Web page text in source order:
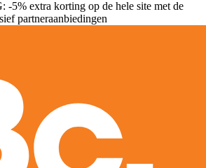
extra korting op de hele site met de
partneraanbiedingen